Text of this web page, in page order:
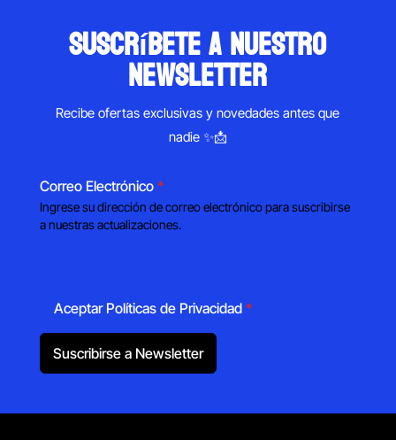
suscríbete a nuestro
newsletter
Recibe ofertas exclusivas y novedades antes que
nadie ✨📩
Correo Electrónico *
Ingrese su dirección de correo electrónico para suscribirse
a nuestras actualizaciones.
Aceptar Políticas de Privacidad *
Suscribirse a Newsletter